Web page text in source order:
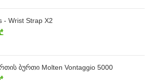
- Wrist Strap X2
ბურთი Molten Vontaggio 5000